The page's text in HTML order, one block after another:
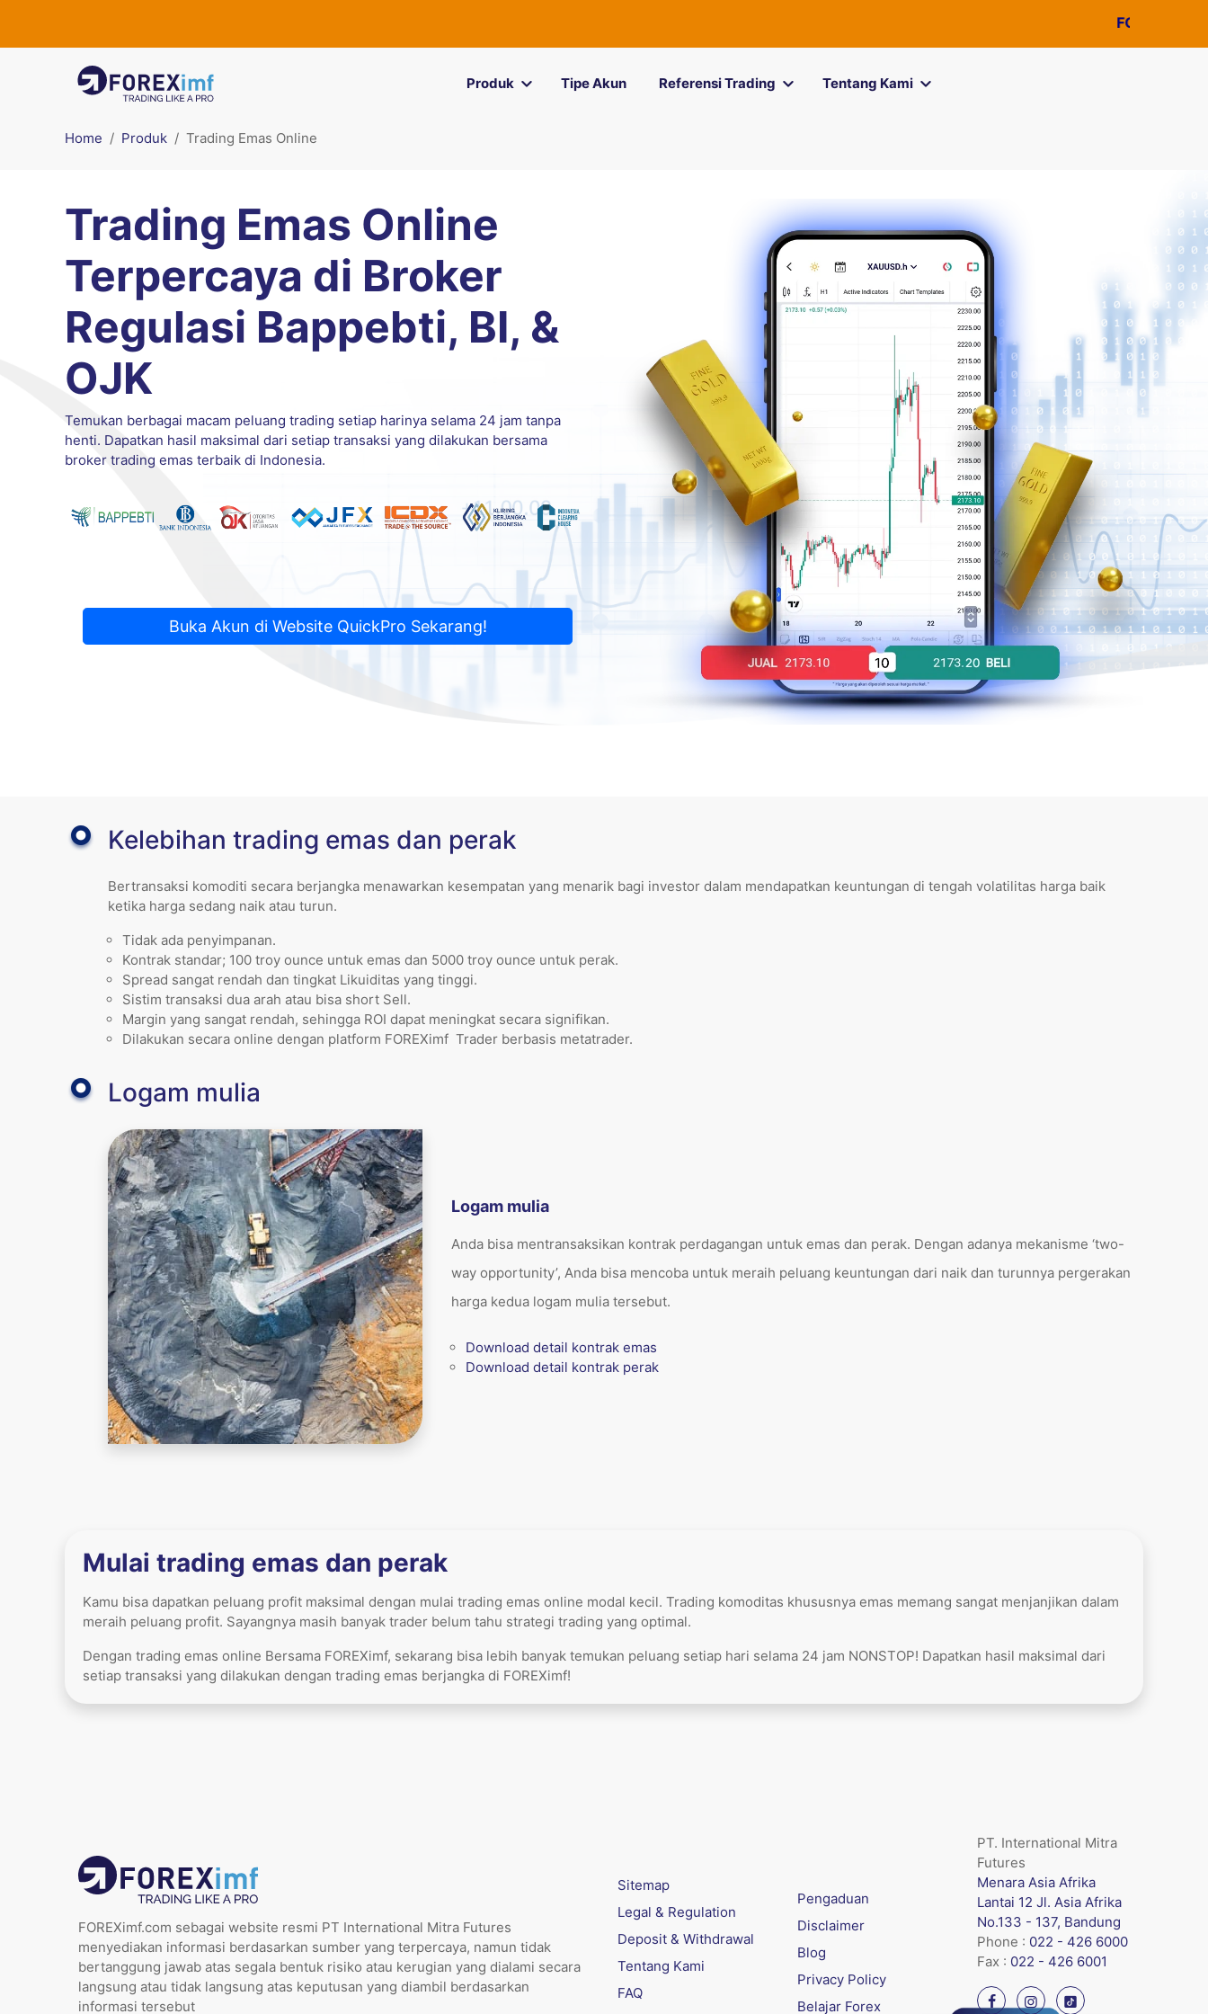
FOREXimf
Produk Tipe Akun Referensi Trading Tentang Kami
Home Produk Trading Emas Online
Trading Emas Online
Terpercaya di Broker
Regulasi Bappebti, BI, &
OJK
Temukan berbagai macam peluang trading setiap harinya selama 24 jam tanpa
henti. Dapatkan hasil maksimal dari setiap transaksi yang dilakukan bersama
broker trading emas terbaik di Indonesia.
Buka Akun di Website QuickPro Sekarang!
Kelebihan trading emas dan perak
Bertransaksi komoditi secara berjangka menawarkan kesempatan yang menarik bagi investor dalam mendapatkan keuntungan di tengah volatilitas harga baik
ketika harga sedang naik atau turun.
Tidak ada penyimpanan.
Kontrak standar; 100 troy ounce untuk emas dan 5000 troy ounce untuk perak.
Spread sangat rendah dan tingkat Likuiditas yang tinggi.
Sistim transaksi dua arah atau bisa short Sell.
Margin yang sangat rendah, sehingga ROI dapat meningkat secara signifikan.
Dilakukan secara online dengan platform FOREXimf Trader berbasis metatrader.
Logam mulia
Logam mulia
Anda bisa mentransaksikan kontrak perdagangan untuk emas dan perak. Dengan adanya mekanisme ‘two-
way opportunity’, Anda bisa mencoba untuk meraih peluang keuntungan dari naik dan turunnya pergerakan
harga kedua logam mulia tersebut.
Download detail kontrak emas
Download detail kontrak perak
Mulai trading emas dan perak
Kamu bisa dapatkan peluang profit maksimal dengan mulai trading emas online modal kecil. Trading komoditas khususnya emas memang sangat menjanjikan dalam
meraih peluang profit. Sayangnya masih banyak trader belum tahu strategi trading yang optimal.
Dengan trading emas online Bersama FOREXimf, sekarang bisa lebih banyak temukan peluang setiap hari selama 24 jam NONSTOP! Dapatkan hasil maksimal dari
setiap transaksi yang dilakukan dengan trading emas berjangka di FOREXimf!
FOREXimf.com sebagai website resmi PT International Mitra Futures
menyediakan informasi berdasarkan sumber yang terpercaya, namun tidak
bertanggung jawab atas segala bentuk risiko atau kerugian yang dialami secara
langsung atau tidak langsung atas keputusan yang diambil berdasarkan
informasi tersebut
Sitemap
Legal & Regulation
Deposit & Withdrawal
Tentang Kami
FAQ
Pengaduan
Disclaimer
Blog
Privacy Policy
Belajar Forex
PT. International Mitra
Futures
Menara Asia Afrika
Lantai 12 Jl. Asia Afrika
No.133 - 137, Bandung
Phone : 022 - 426 6000
Fax : 022 - 426 6001